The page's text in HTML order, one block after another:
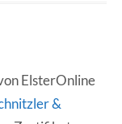
ElsterOnline
&